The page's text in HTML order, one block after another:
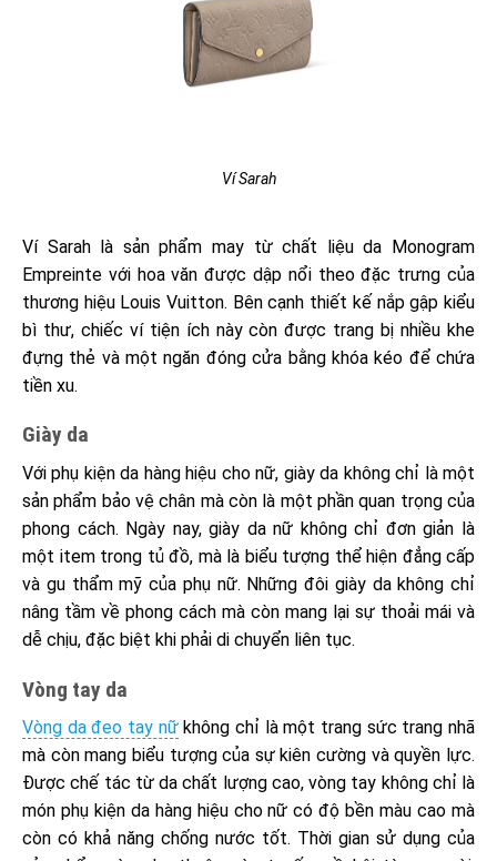
Ví Sarah
Ví Sarah là sản phẩm may từ chất liệu da Monogram
Empreinte với hoa văn được dập nổi theo đặc trưng của
thương hiệu Louis Vuitton. Bên cạnh thiết kế nắp gập kiểu
bì thư, chiếc ví tiện ích này còn được trang bị nhiều khe
đựng thẻ và một ngăn đóng cửa bằng khóa kéo để chứa
tiền xu.
Giày da
Với phụ kiện da hàng hiệu cho nữ, giày da không chỉ là một
sản phẩm bảo vệ chân mà còn là một phần quan trọng của
phong cách. Ngày nay, giày da nữ không chỉ đơn giản là
một item trong tủ đồ, mà là biểu tượng thể hiện đẳng cấp
và gu thẩm mỹ của phụ nữ. Những đôi giày da không chỉ
nâng tầm về phong cách mà còn mang lại sự thoải mái và
dễ chịu, đặc biệt khi phải di chuyển liên tục.
Vòng tay da
Vòng da đeo tay nữkhông chỉ là một trang sức trang nhã
mà còn mang biểu tượng của sự kiên cường và quyền lực.
Được chế tác từ da chất lượng cao, vòng tay không chỉ là
món phụ kiện da hàng hiệu cho nữ có độ bền màu cao mà
còn có khả năng chống nước tốt. Thời gian sử dụng của